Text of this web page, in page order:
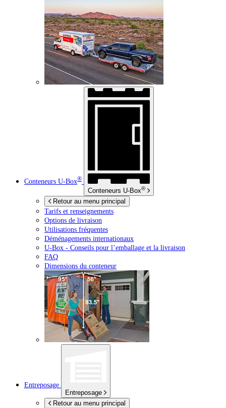
Conteneurs U-Box®
Conteneurs U-Box®
Retour au menu principal
Tarifs et renseignements
Options de livraison
Utilisations fréquentes
Déménagements internationaux
U-Box - Conseils pour l’emballage et la livraison
FAQ
Dimensions du conteneur
Entreposage
Entreposage
Retour au menu principal